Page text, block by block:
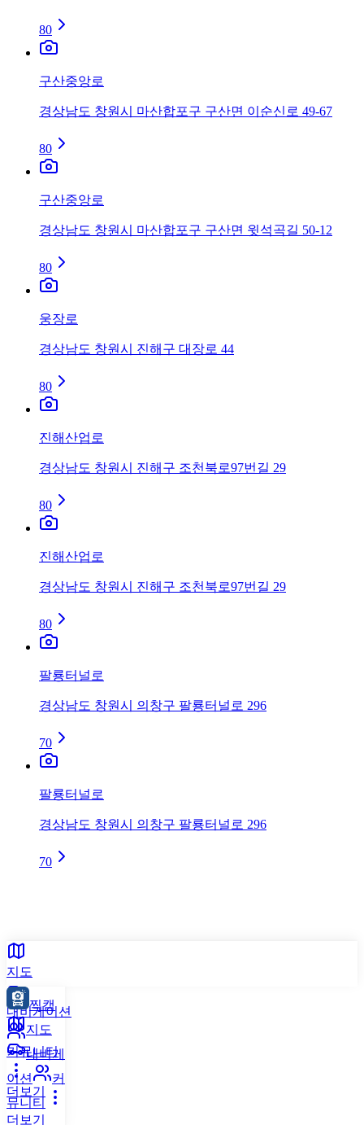
80
구산중앙로
경상남도 창원시 마산합포구 구산면 이순신로 49-67
80
구산중앙로
경상남도 창원시 마산합포구 구산면 윗석곡길 50-12
80
웅장로
경상남도 창원시 진해구 대장로 44
80
진해산업로
경상남도 창원시 진해구 조천북로97번길 29
80
진해산업로
경상남도 창원시 진해구 조천북로97번길 29
80
팔룡터널로
경상남도 창원시 의창구 팔룡터널로 296
70
팔룡터널로
경상남도 창원시 의창구 팔룡터널로 296
70
지도
내비게이션
커뮤니티
더보기
찍캠
지도
내비게
이션
커
뮤니티
더보기